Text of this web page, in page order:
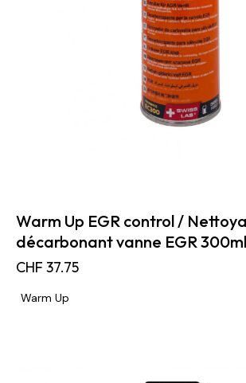
Warm Up EGR control /
décarbonant vanne EGR 300ml
CHF 37.75
Warm Up